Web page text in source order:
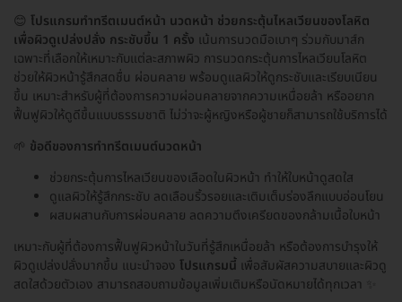
😊 โปรแกรมทำทรีตเมนต์หน้า นวดหน้า ช่วยกระตุ้นไหลเวียนของโลหิต
เพื่อผิวดูเปล่งปลั่ง กระชับขึ้น 1 ครั้ง เน้นการนวดมือเบาๆ ร่วมกับมาส์ก
เฉพาะที่เลือกให้เหมาะกับแต่ละสภาพผิว การนวดกระตุ้นการไหลเวียนโลหิต
ช่วยให้ผิวหน้ารู้สึกสดชื่น ผ่อนคลาย พร้อมดูแลผิวให้ดูกระชับและเรียบเนียน
ขึ้น เหมาะสำหรับผู้ที่ต้องการความผ่อนคลายจากความเหนื่อยล้า หรืออยาก
ฟื้นฟูผิวให้ดูดีขึ้นแบบธรรมชาติ ไม่ว่าจะผู้หญิงหรือผู้ชายก็สามารถใช้บริการได้
🌱 ข้อดีของการทำทรีตเมนต์นวดหน้า
ช่วยกระตุ้นการไหลเวียนของเลือดในผิวหน้า ทำให้ใบหน้าดูสดใส
ดูแลผิวให้รู้สึกกระชับ ลดเลือนริ้วรอยและเติมเต็มร่องลึกแบบอ่อนโยน
ผสมผสานกับการผ่อนคลาย ลดความตึงเครียดของกล้ามเนื้อใบหน้า
เหมาะกับผู้ที่ต้องการฟื้นฟูผิวหน้าในวันที่รู้สึกเหนื่อยล้า หรือต้องการบำรุงให้
ผิวดูเปล่งปลั่งมากขึ้น แนะนำจอง โปรแกรมนี้ เพื่อสัมผัสความสบายและผิวดู
สดใสด้วยตัวเอง สามารถสอบถามข้อมูลเพิ่มเติมหรือนัดหมายได้ทุกเวลา ✨